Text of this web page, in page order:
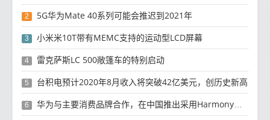
2 5G华为Mate 40系列可能会推迟到2021年
3 小米米10T带有MEMC支持的运动型LCD屏幕
4 雷克萨斯LC 500敞篷车的特别启动
5 台积电预计2020年8月收入将突破42亿美元，创历史新高
6 华为与主要消费品牌合作，在中国推出采用HarmonyOS 2.0的智能家居产品